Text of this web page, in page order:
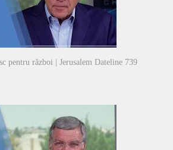
pentru război | Jerusalem Dateline 739